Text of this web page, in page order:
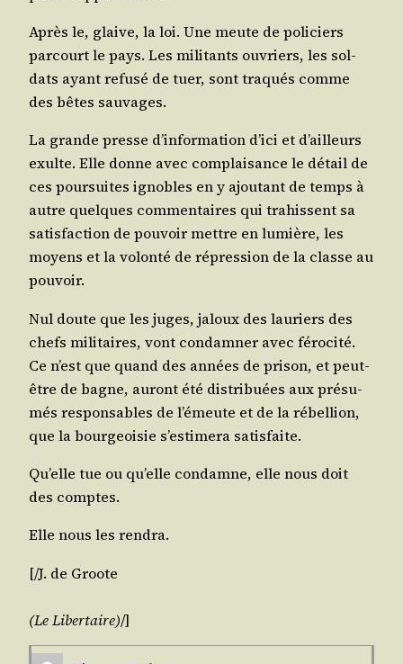
Après le, glaive, la loi. Une meute de poli­ciers
par­court le pays. Les mili­tants ouvriers, les sol­
dats ayant refu­sé de tuer, sont tra­qués comme
des bêtes sauvages.
La grande presse d’in­for­ma­tion d’i­ci et d’ailleurs
exulte. Elle donne avec com­plai­sance le détail de
ces pour­suites ignobles en y ajou­tant de temps à
autre quelques com­men­taires qui tra­hissent sa
satis­fac­tion de pou­voir mettre en lumière, les
moyens et la volon­té de répres­sion de la classe au
pouvoir.
Nul doute que les juges, jaloux des lau­riers des
chefs mili­taires, vont condam­ner avec féro­ci­té.
Ce n’est que quand des années de pri­son, et peut-
être de bagne, auront été dis­tri­buées aux pré­su­
més res­pon­sables de l’é­meute et de la rébel­lion,
que la bour­geoi­sie s’es­ti­me­ra satisfaite.
Qu’elle tue ou qu’elle condamne, elle nous doit
des comptes.
Elle nous les rendra.
[/​J. de Groote
(Le Liber­taire)/​]